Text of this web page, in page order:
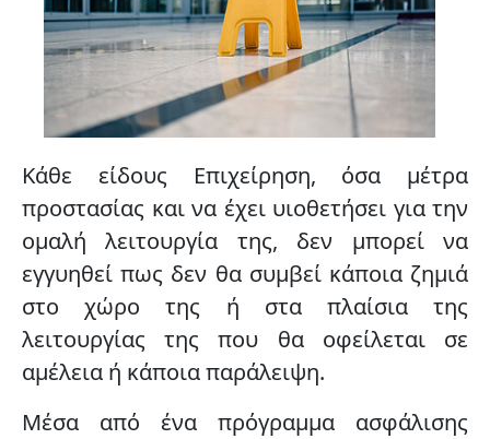
Κάθε είδους Επιχείρηση, όσα μέτρα
προστασίας και να έχει υιοθετήσει για την
ομαλή λειτουργία της, δεν μπορεί να
εγγυηθεί πως δεν θα συμβεί κάποια ζημιά
στο χώρο της ή στα πλαίσια της
λειτουργίας της που θα οφείλεται σε
αμέλεια ή κάποια παράλειψη.
Μέσα από ένα πρόγραμμα ασφάλισης